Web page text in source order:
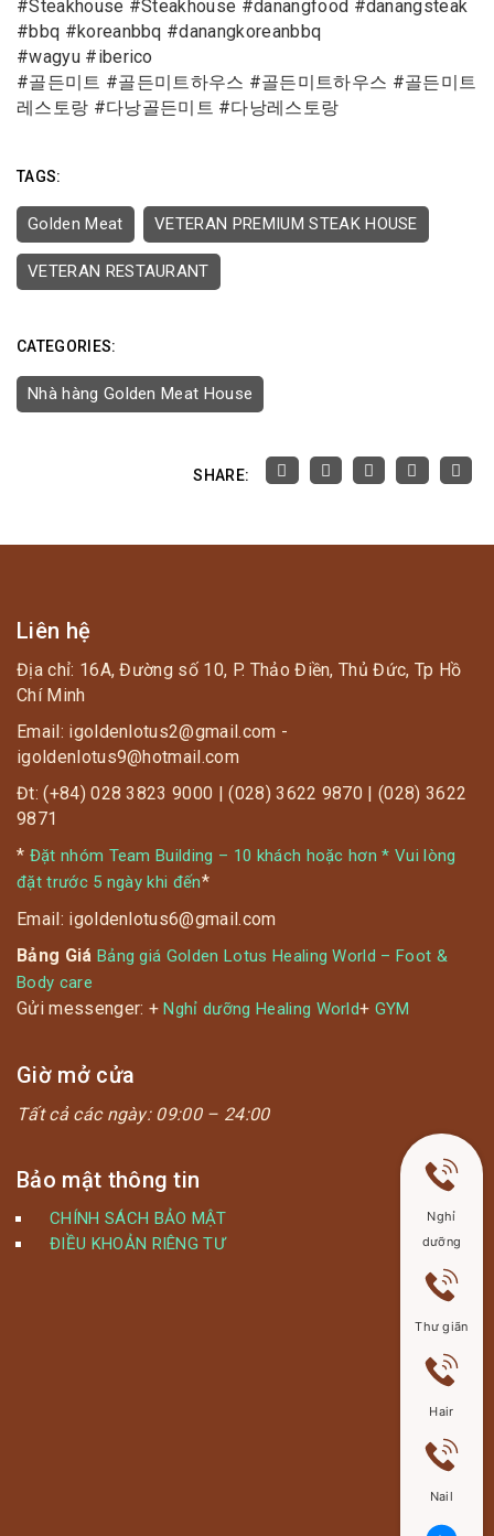
#Steakhouse #Steakhouse #danangfood #danangsteak
#bbq #koreanbbq #danangkoreanbbq
#wagyu #iberico
#골든미트 #골든미트하우스 #골든미트하우스 #골든미트
레스토랑 #다낭골든미트 #다낭레스토랑
TAGS:
Golden Meat VETERAN PREMIUM STEAK HOUSE
VETERAN RESTAURANT
CATEGORIES:
Nhà hàng Golden Meat House
SHARE:
Liên hệ
Địa chỉ: 16A, Đường số 10, P. Thảo Điền, Thủ Đức, Tp Hồ
Chí Minh
Email: igoldenlotus2@gmail.com -
igoldenlotus9@hotmail.com
Đt: (+84) 028 3823 9000 | (028) 3622 9870 | (028) 3622
9871
* Đặt nhóm Team Building – 10 khách hoặc hơn * Vui lòng
đặt trước 5 ngày khi đến*
Email: igoldenlotus6@gmail.com
Bảng Giá Bảng giá Golden Lotus Healing World – Foot &
Body care
Gửi messenger: +Nghỉ dưỡng Healing World+ GYM
Giờ mở cửa
Tất cả các ngày: 09:00 – 24:00
Bảo mật thông tin
CHÍNH SÁCH BẢO MẬT
ĐIỀU KHOẢN RIÊNG TƯ
Nghỉ
dưỡng
Thư giãn
Hair
Nail